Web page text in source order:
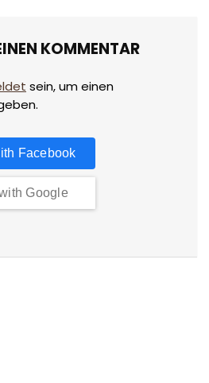
KOMMENTAR
sein, um einen
Facebook
Google